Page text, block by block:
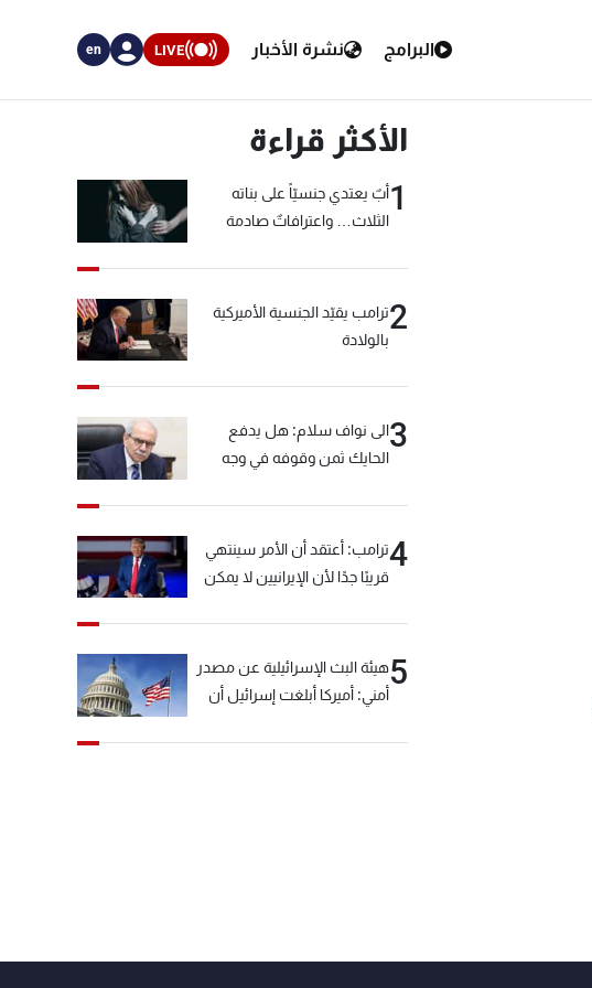
البرامج نشرة الأخبار LIVE
en
الأكثر قراءة
1أبٌ يعتدي جنسيّاً على بناته
الثلاث… واعترافاتٌ صادمة
2ترامب يقيّد الجنسية الأميركية
بالولادة
3الى نواف سلام: هل يدفع
الحايك ثمن وقوفه في وجه
4ترامب: أعتقد أن الأمر سينتهي
قريبًا جدًا لأن الإيرانيين لا يمكن
5هيئة البث الإسرائيلية عن مصدر
أمني: أميركا أبلغت إسرائيل أن